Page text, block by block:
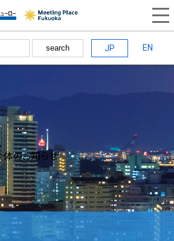
search JP EN
体のお知らせ